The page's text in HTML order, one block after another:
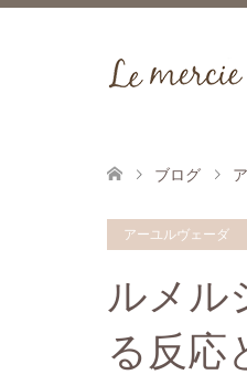
ブログ
アーユルヴェーダ
ルメル
る反応